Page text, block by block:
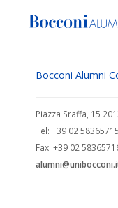
Bocconi Alumni
Piazza Sraffa, 15
Tel: +39 02 58365715
Fax: +39 02